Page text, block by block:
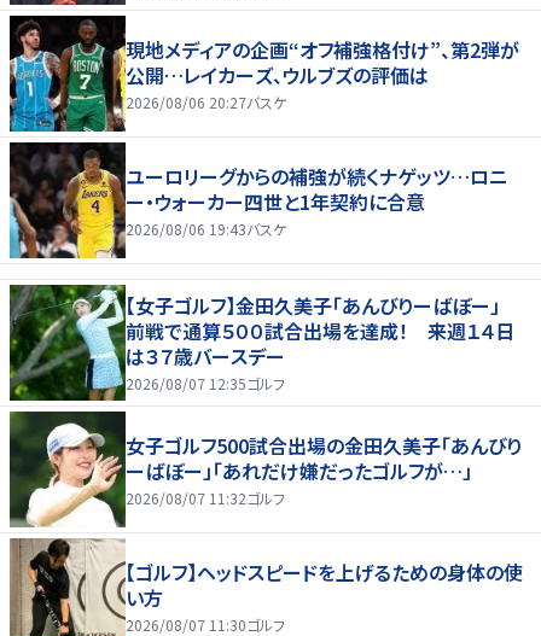
現地メディアの企画“オフ補強格付け”、第2弾が
公開…レイカーズ、ウルブズの評価は
2026/08/06 20:27バスケ
ユーロリーグからの補強が続くナゲッツ…ロニ
ー・ウォーカー四世と1年契約に合意
2026/08/06 19:43バスケ
【女子ゴルフ】金田久美子「あんびりーばぼー」
前戦で通算５００試合出場を達成！ 来週１４日
は３７歳バースデー
2026/08/07 12:35ゴルフ
女子ゴルフ500試合出場の金田久美子「あんびり
ーばぼー」「あれだけ嫌だったゴルフが…」
2026/08/07 11:32ゴルフ
【ゴルフ】ヘッドスピードを上げるための身体の使
い方
2026/08/07 11:30ゴルフ